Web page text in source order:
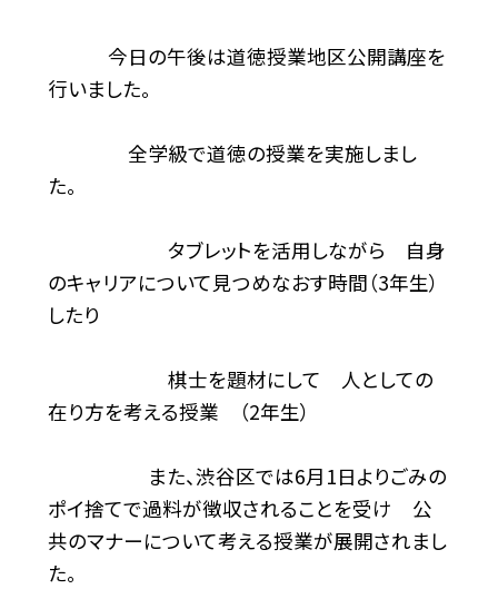
今日の午後は道徳授業地区公開講座を
行いました。
全学級で道徳の授業を実施しまし
た。
タブレットを活用しながら 自身
のキャリアについて見つめなおす時間（3年生）
したり
棋士を題材にして 人としての
在り方を考える授業 （2年生）
また、渋谷区では6月1日よりごみの
ポイ捨てで過料が徴収されることを受け 公
共のマナーについて考える授業が展開されまし
た。